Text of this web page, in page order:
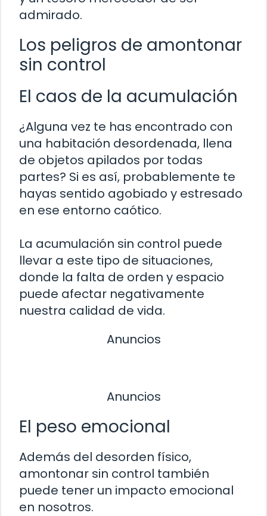
admirado.
Los peligros de amontonar
sin control
El caos de la acumulación
¿Alguna vez te has encontrado con
una habitación desordenada, llena
de objetos apilados por todas
partes? Si es así, probablemente te
hayas sentido agobiado y estresado
en ese entorno caótico.
La acumulación sin control puede
llevar a este tipo de situaciones,
donde la falta de orden y espacio
puede afectar negativamente
nuestra calidad de vida.
Anuncios
Anuncios
El peso emocional
Además del desorden físico,
amontonar sin control también
puede tener un impacto emocional
en nosotros.